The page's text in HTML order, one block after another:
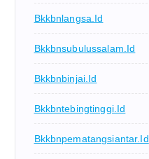
Bkkbnlangsa.id
Bkkbnsubulussalam.id
Bkkbnbinjai.id
Bkkbntebingtinggi.id
Bkkbnpematangsiantar.id